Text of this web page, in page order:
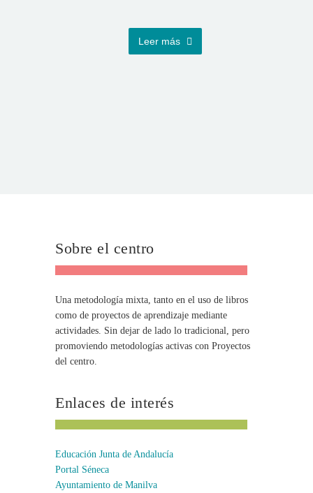
Leer más
Sobre el centro
Una metodología mixta, tanto en el uso de libros
como de proyectos de aprendizaje mediante
actividades. Sin dejar de lado lo tradicional, pero
promoviendo metodologías activas con Proyectos
del centro.
Enlaces de interés
Educación Junta de Andalucía
Portal Séneca
Ayuntamiento de Manilva